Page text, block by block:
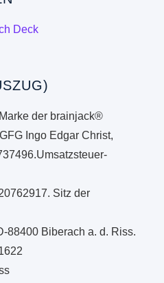
Deck
der brainjack®
Ingo Edgar Christ,
Sitz der
88400 Biberach a. d. Riss.